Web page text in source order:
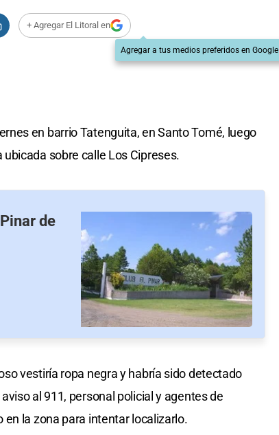
+ Agregar El Litoral en
Agregar a tus medios preferidos en Google
en barrio Tatenguita, en Santo Tomé, luego
sobre calle Los Cipreses.
de
vestiría ropa negra y habría sido detectado
al 911, personal policial y agentes de
la zona para intentar localizarlo.